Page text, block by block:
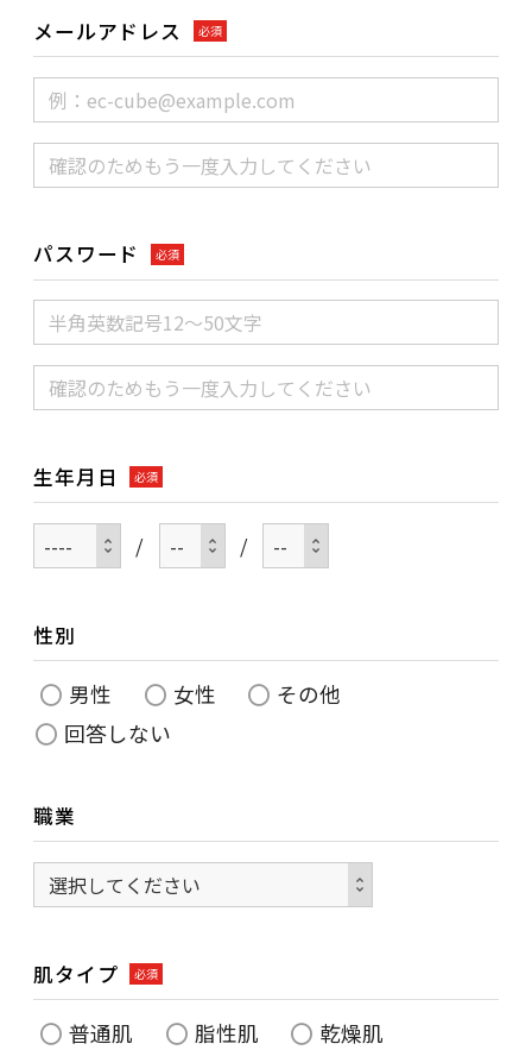
メールアドレス 必須
パスワード 必須
生年月日 必須
/ /
性別
男性 女性
その他
回答しない
職業
肌タイプ 必須
普通肌 脂性肌
乾燥肌